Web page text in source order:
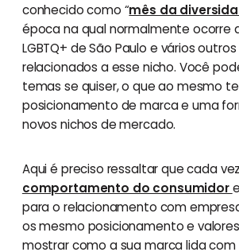
conhecido como “mês da
época na qual normalmente ocorre
LGBTQ+ de São Paulo e vários
relacionados a esse nicho. Você
temas se quiser, o que ao mesmo
posicionamento de marca e uma
novos nichos de mercado.
Aqui é preciso ressaltar que cada
comportamento do consumidor
para o relacionamento com
os mesmo posicionamento e
mostrar como a sua marca lida com